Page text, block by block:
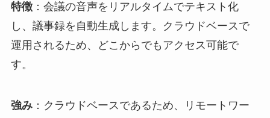
特徴：会議の音声をリアルタイムでテキスト化
し、議事録を自動生成します。クラウドベースで
運用されるため、どこからでもアクセス可能で
す。
強み：クラウドベースであるため、リモートワー